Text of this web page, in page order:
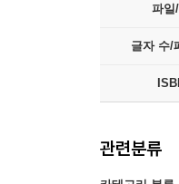
파일
글자 수/
관련분류